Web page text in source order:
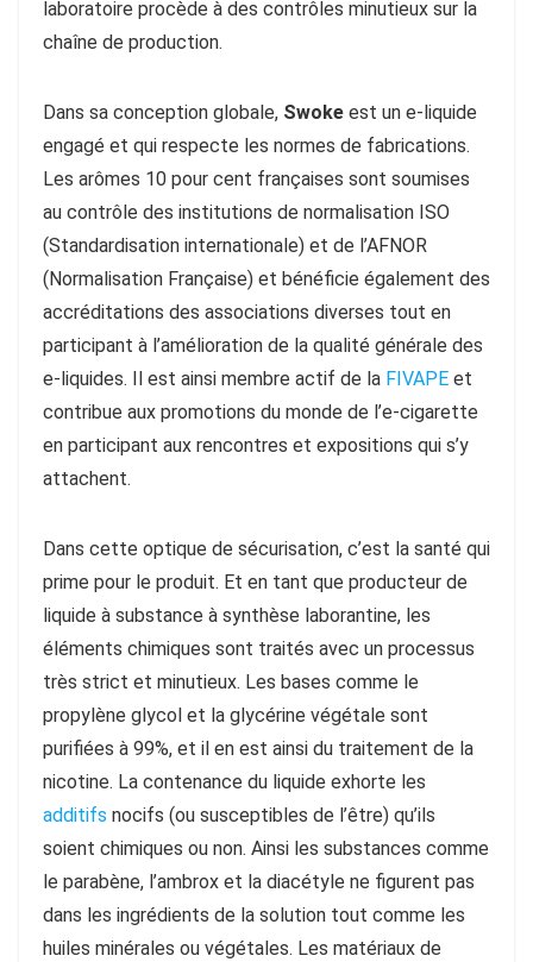
laboratoire procède à des contrôles minutieux sur la
chaîne de production.
Dans sa conception globale, Swoke est un e-liquide
engagé et qui respecte les normes de fabrications.
Les arômes 10 pour cent françaises sont soumises
au contrôle des institutions de normalisation ISO
(Standardisation internationale) et de l’AFNOR
(Normalisation Française) et bénéficie également des
accréditations des associations diverses tout en
participant à l’amélioration de la qualité générale des
e-liquides. Il est ainsi membre actif de la FIVAPE et
contribue aux promotions du monde de l’e-cigarette
en participant aux rencontres et expositions qui s’y
attachent.
Dans cette optique de sécurisation, c’est la santé qui
prime pour le produit. Et en tant que producteur de
liquide à substance à synthèse laborantine, les
éléments chimiques sont traités avec un processus
très strict et minutieux. Les bases comme le
propylène glycol et la glycérine végétale sont
purifiées à 99%, et il en est ainsi du traitement de la
nicotine. La contenance du liquide exhorte les
additifs nocifs (ou susceptibles de l’être) qu’ils
soient chimiques ou non. Ainsi les substances comme
le parabène, l’ambrox et la diacétyle ne figurent pas
dans les ingrédients de la solution tout comme les
huiles minérales ou végétales. Les matériaux de